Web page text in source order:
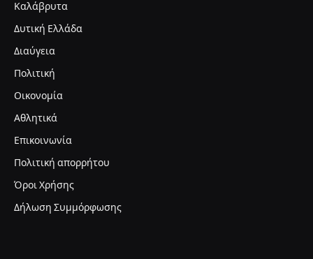
Καλάβρυτα
Δυτική Ελλάδα
Διαύγεια
Πολιτική
Οικονομία
Αθλητικά
Επικοινωνία
Πολιτική απορρήτου
Όροι Χρήσης
Δήλωση Συμμόρφωσης